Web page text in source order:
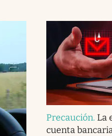
Precaución. La
cuenta